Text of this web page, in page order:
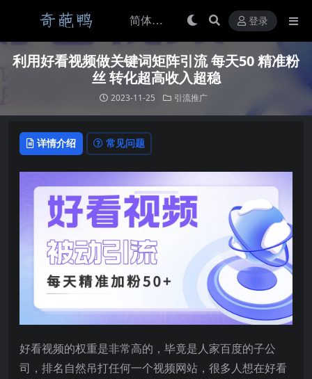
登录
利用好看视频做关键词矩阵引流 每天50 精准粉
丝 转化超高收入超稳
2023-11-25 引流推广
详情介绍 常见问题
好看视频的权重是非常高的，毕竟是人家百度的子公
司，排名自然吊打任何一个视频网站，很多人想在好看